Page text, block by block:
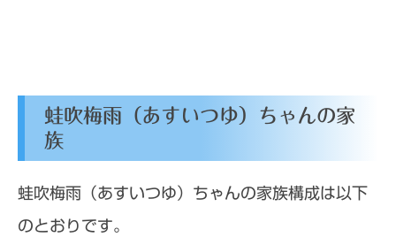
蛙吹梅雨（あすいつゆ）ちゃんの家
族
蛙吹梅雨（あすいつゆ）ちゃんの家族構成は以下
のとおりです。